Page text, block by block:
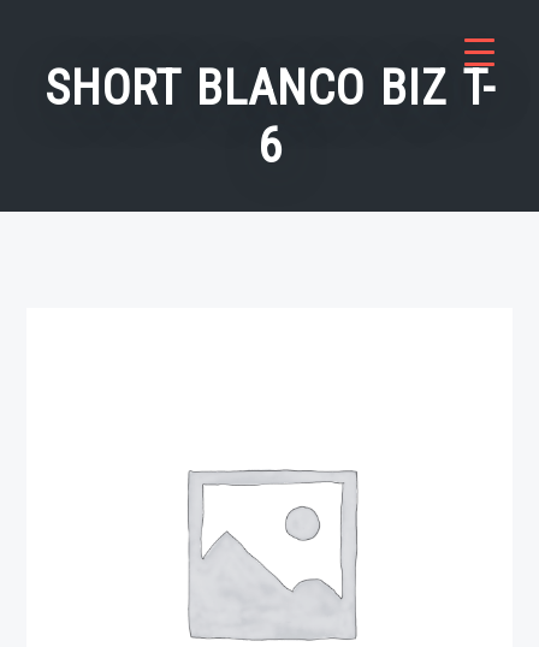
contenidoSHORT BLANCO BIZ T-
6